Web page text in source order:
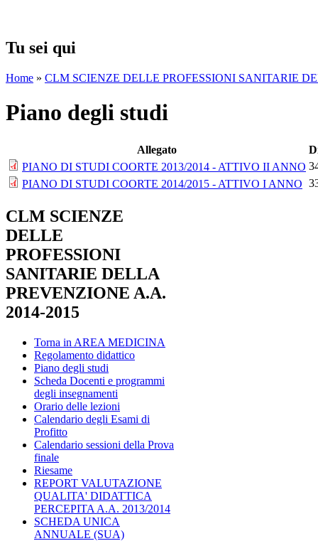
Tu sei qui
Home » CLM SCIENZE DELLE PROFESSIONI SANITARIE
Piano degli studi
Allegato
PIANO DI STUDI COORTE 2013/2014 - ATTIVO II ANNO
PIANO DI STUDI COORTE 2014/2015 - ATTIVO I ANNO
CLM SCIENZE
DELLE
PROFESSIONI
SANITARIE DELLA
PREVENZIONE A.A.
2014-2015
Torna in AREA MEDICINA
Regolamento didattico
Piano degli studi
Scheda Docenti e programmi
degli insegnamenti
Orario delle lezioni
Calendario degli Esami di
Profitto
Calendario sessioni della Prova
finale
Riesame
REPORT VALUTAZIONE
QUALITA' DIDATTICA
PERCEPITA A.A. 2013/2014
SCHEDA UNICA
ANNUALE (SUA)